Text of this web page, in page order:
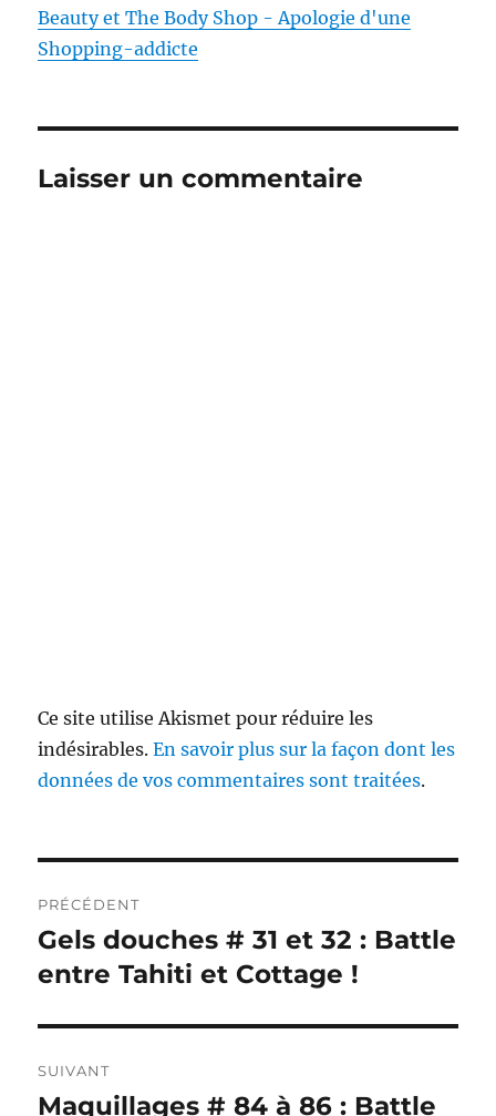
Beauty et The Body Shop - Apologie d'une
Shopping-addicte
Laisser un commentaire
Ce site utilise Akismet pour réduire les
indésirables.En savoir plus sur la façon dont les
données de vos commentaires sont traitées.
de
l’article
PRÉCÉDENT
Publication
précédente :
Gels douches # 31 et 32 : Battle
entre Tahiti et Cottage !
SUIVANT
Publication
Maquillages # 84 à 86 : Battle